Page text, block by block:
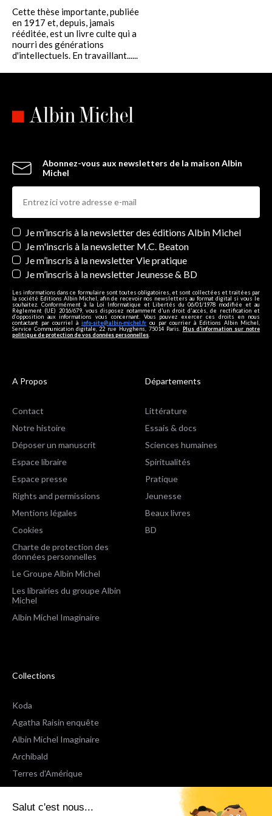
Salut c'est nous...
Cette thèse importante, publiée
en 1917 et, depuis, jamais
rééditée, est un livre culte qui a
nourri des générations
d'intellectuels. En travaillant......
Abonnez-vous aux newsletters de la maison Albin
Michel
Newsletters
Je m’inscris à la newsletter des éditions Albin Michel
Je m'inscris à la newsletter M.C. Beaton
Je m’inscris à la newsletter Vie pratique
Je m’inscris à la newsletter Jeunesse & BD
Les informations dans ce formulaire sont toutes obligatoires, et sont collectées et traitées par
la société Editions Albin Michel, afin de recevoir nos newsletters au format digital si vous le
souhaitez. Conformément à la Loi Informatique et Libertés du 06/01/1978 modifiée et au
Règlement (UE) 2016/679, vous disposez notamment d'un droit d'accès, de rectification et
d’opposition aux informations vous concernant. Vous pouvez exercer ces droits en nous
contactant par courriel à info-site@albin-michel.fr ou par courrier à Editions Albin Michel,
Service Communication digitale, 22 rue Huyghens, 75014 Paris. Plus d’information sur notre
politique de protection de vos données personnelles
A Propos
Contact
Notre histoire
Déposer un manuscrit
Espace libraire
Espace presse
Rights and permissions
Mentions légales
Cookies
Charte de protection des
données personnelles
Le Groupe Albin Michel
Les librairies du groupe Albin
Michel
Albin Michel Imaginaire
Départements
Littérature
Essais & docs
Sciences humaines
Spiritualités
Pratique
Jeunesse
Beaux livres
BD
Collections
Koda
Agatha Raisin enquête
Albin Michel Imaginaire
Archibald
Terres d'Amérique
Espaces Libres Poche
NOX